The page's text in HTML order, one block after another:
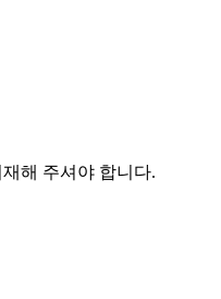
해 주셔야 합니다.